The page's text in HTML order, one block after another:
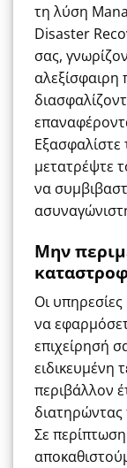
τη λύση
Disaster
σας,
αλεξίσφαιρη
Εξασφαλίστε
μετατρέψτε
να
Μην
Οι
να
επιχείρησή
ειδικευμένη
περιβάλλον
διατηρώντας
Σε